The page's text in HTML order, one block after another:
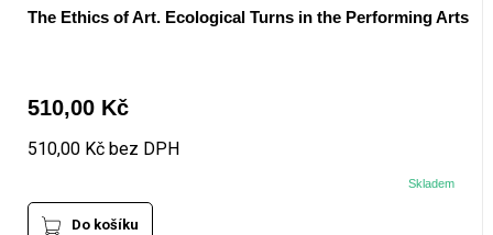
The Ethics of Art. Ecological Turns in the Performing Arts
510,00 Kč
510,00 Kč bez DPH
Skladem
Do košíku